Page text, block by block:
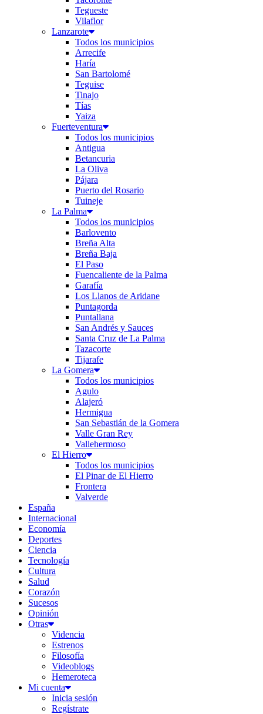
Tegueste
Vilaflor
Lanzarote
Todos los municipios
Arrecife
Haría
San Bartolomé
Teguise
Tinajo
Tías
Yaiza
Fuerteventura
Todos los municipios
Antigua
Betancuria
La Oliva
Pájara
Puerto del Rosario
Tuineje
La Palma
Todos los municipios
Barlovento
Breña Alta
Breña Baja
El Paso
Fuencaliente de la Palma
Garafía
Los Llanos de Aridane
Puntagorda
Puntallana
San Andrés y Sauces
Santa Cruz de La Palma
Tazacorte
Tijarafe
La Gomera
Todos los municipios
Agulo
Alajeró
Hermigua
San Sebastián de la Gomera
Valle Gran Rey
Vallehermoso
El Hierro
Todos los municipios
El Pinar de El Hierro
Frontera
Valverde
España
Internacional
Economía
Deportes
Ciencia
Tecnología
Cultura
Salud
Corazón
Sucesos
Opinión
Otras
Videncia
Estrenos
Filosofía
Videoblogs
Hemeroteca
Mi cuenta
Inicia sesión
Regístrate